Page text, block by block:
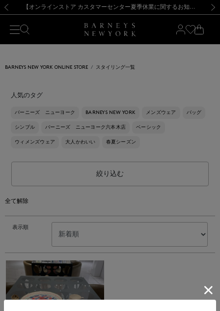
新規登録のお客様も対象！＜MY BARNEYS＞会員のお客様は11,000円（税込）以上のお買上げで常時送料無料！お買い物の際は会員登録を！
【夏季休業に伴う出荷一時停止のお知らせ】(2026.8.7) 【オンラインストア カスタマーセンター夏季休業に関するお知らせ】（2026.8.7）
【夏季休業に伴う返品・交換承り一時停止のお知らせ】（2026.8.5）
熊本県を中心とした地震の影響によるお荷物のお届けについて
【開催中】SUMMER SALEのご案内・ご注意事項 新規登録のお客様も対象！＜MY BARNEYS＞会員のお客様は11,000円（税込）以上のお買上げで常時送料無料！お買い物の際は会員登録を！
【夏季休業に伴う出荷一時停止のお知らせ】(2026.8.7)
BARNEYS NEW YORK ONLINE STORE スタイリング一覧
人気のタグ
バーニーズ ニューヨーク BARNEYS NEW YORK メンズウェア バッグ
シンプル バーニーズ ニューヨーク六本木店 ベーシック
ウィメンズウェア 大人かわいい 春夏シーズン
絞り込む
全て解除
表示順